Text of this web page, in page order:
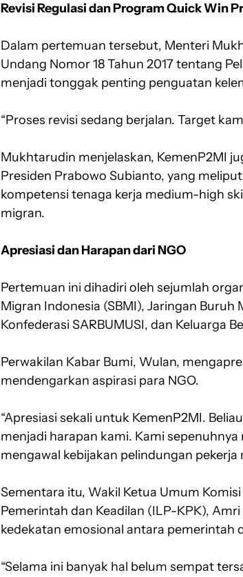
Revisi Regulasi dan Program Quick Win
Dalam pertemuan tersebut, Menteri
Undang Nomor 18 Tahun 2017 tentang
menjadi tonggak penting penguatan
“Proses revisi sedang berjalan. Target
Mukhtarudin menjelaskan, KemenP2MI
Presiden Prabowo Subianto, yang
kompetensi tenaga kerja medium-high
migran.
Apresiasi dan Harapan dari NGO
Pertemuan ini dihadiri oleh sejumlah
Migran Indonesia (SBMI), Jaringan
Konfederasi SARBUMUSI, dan Keluarga
Perwakilan Kabar Bumi, Wulan,
mendengarkan aspirasi para NGO.
“Apresiasi sekali untuk KemenP2MI.
menjadi harapan kami. Kami
mengawal kebijakan pelindungan pekerja
Sementara itu, Wakil Ketua Umum
Pemerintah dan Keadilan (ILP-KPK),
kedekatan emosional antara pemerintah
“Selama ini banyak hal belum sempat